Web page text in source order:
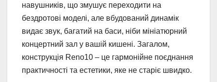
навушників, що змушує переходити на
бездротові моделі, але вбудований динамік
видає звук, багатий на баси, ніби мініатюрний
концертний зал у вашій кишені. Загалом,
конструкція Reno10 – це гармонійне поєднання
практичності та естетики, яке не старіє швидко.